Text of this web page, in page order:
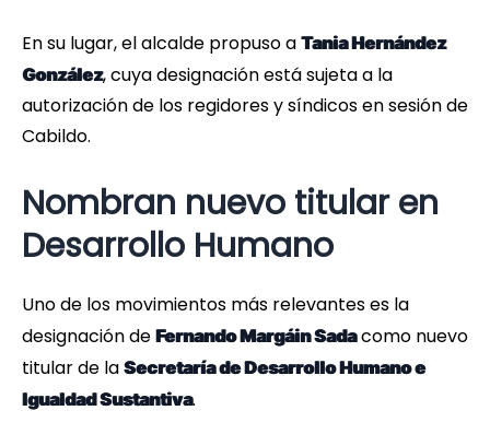
En su lugar, el alcalde propuso a Tania Hernández
González, cuya designación está sujeta a la
autorización de los regidores y síndicos en sesión de
Cabildo.
Nombran nuevo titular en
Desarrollo Humano
Uno de los movimientos más relevantes es la
designación de Fernando Margáin Sadacomo nuevo
titular de la Secretaría de Desarrollo Humano e
Igualdad Sustantiva.